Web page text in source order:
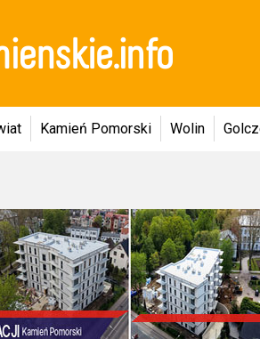
Kamień Pomorski Wolin